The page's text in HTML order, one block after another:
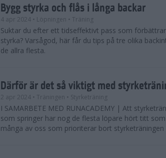
Bygg styrka och flås i långa backar
4 apr 2024 • Löpningen • Träning
Suktar du efter ett tidseffektivt pass som
styrka? Varsågod, här får du tips på tre olika
de allra flesta.
Därför är det så viktigt med
2 apr 2024 • Träningen • Styrketräning
I SAMARBETE MED RUNACADEMY | Att
som springer har nog de flesta löpare hört titt
många av oss som prioriterar bort styrketräningen